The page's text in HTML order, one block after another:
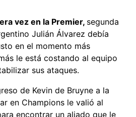
vez en la Premier, segunda
Julián Álvarez debía
en el momento más
le está costando al equipo
sus ataques.
de Kevin de Bruyne a la
en Champions le valió al
encontrar un aliado que le